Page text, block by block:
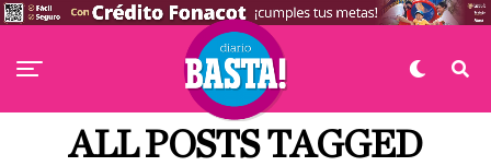
ALL POSTS TAGGED